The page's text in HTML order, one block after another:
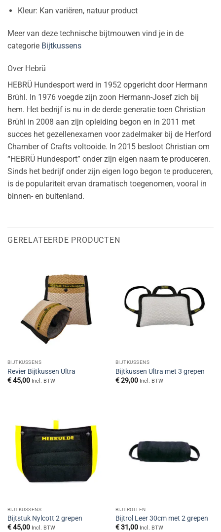
Kleur: Kan variëren, natuur product
Meer van deze technische bijtmouwen vind je in de
categorie Bijtkussens
Over Hebrü
HEBRÜ Hundesport werd in 1952 opgericht door Hermann
Brühl. In 1976 voegde zijn zoon Hermann-Josef zich bij
hem. Het bedrijf is nu in de derde generatie toen Christian
Brühl in 2008 aan zijn opleiding begon en in 2011 met
succes het gezellenexamen voor zadelmaker bij de Herford
Chamber of Crafts voltooide. In 2015 besloot Christian om
“HEBRÜ Hundesport” onder zijn eigen naam te produceren.
Sinds het bedrijf onder zijn eigen logo begon te produceren,
is de populariteit ervan dramatisch toegenomen, vooral in
binnen- en buitenland.
GERELATEERDE PRODUCTEN
BIJTKUSSENS
Revier Bijtkussen Ultra
€45,00 Incl. BTW
BIJTKUSSENS
Bijtkussen Ultra met 3 grepen
€29,00 Incl. BTW
BIJTKUSSENS
Bijtstuk Nylcott 2 grepen
€45,00 Incl. BTW
BIJTROLLEN
Bijtrol Leer 30cm met 2 grepen
€31,00 Incl. BTW